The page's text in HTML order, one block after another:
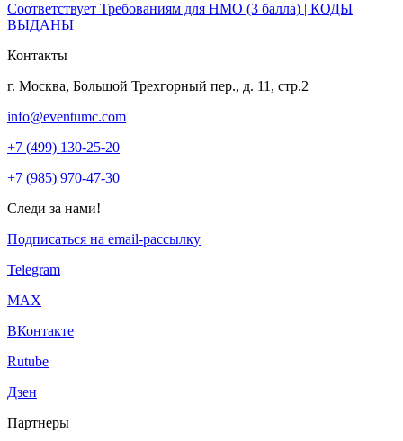
Соответствует Требованиям для НМО (3 балла) | КОДЫ
ВЫДАНЫ
Контакты
г. Москва, Большой Трехгорный пер., д. 11, стр.2
info@eventumc.com
+7 (499) 130-25-20
+7 (985) 970-47-30
Следи за нами!
Подписаться на email-рассылку
Telegram
МАХ
ВКонтакте
Rutube
Дзен
Партнеры